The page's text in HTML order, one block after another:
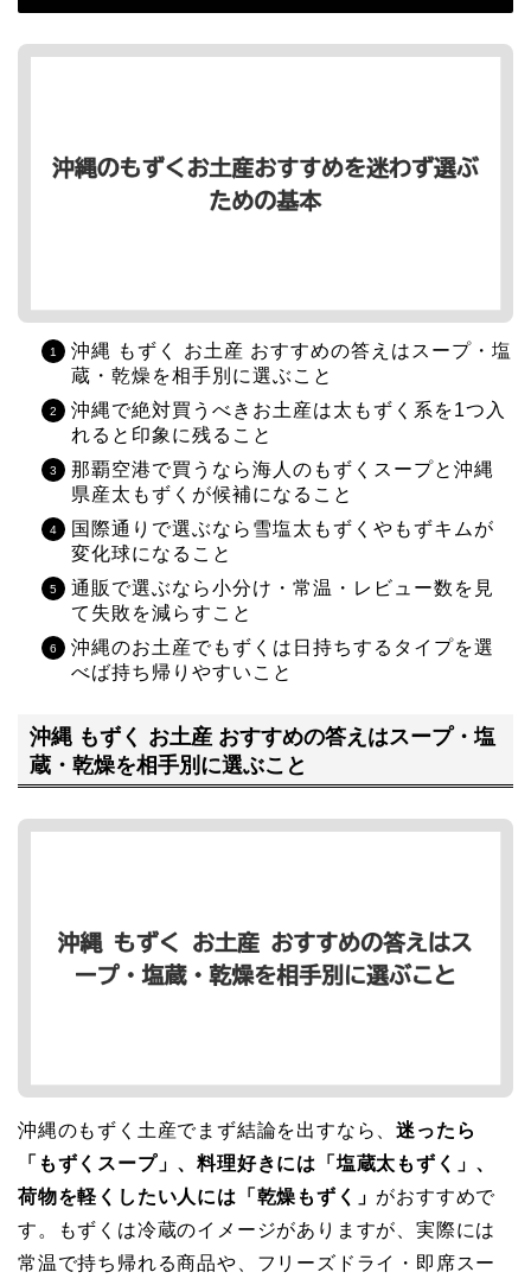
沖縄 もずく お土産 おすすめの答えはスープ・塩
蔵・乾燥を相手別に選ぶこと
沖縄で絶対買うべきお土産は太もずく系を1つ入
れると印象に残ること
那覇空港で買うなら海人のもずくスープと沖縄
県産太もずくが候補になること
国際通りで選ぶなら雪塩太もずくやもずキムが
変化球になること
通販で選ぶなら小分け・常温・レビュー数を見
て失敗を減らすこと
沖縄のお土産でもずくは日持ちするタイプを選
べば持ち帰りやすいこと
沖縄 もずく お土産 おすすめの答えはスープ・塩
蔵・乾燥を相手別に選ぶこと
沖縄のもずく土産でまず結論を出すなら、迷ったら
「もずくスープ」、料理好きには「塩蔵太もずく」、
荷物を軽くしたい人には「乾燥もずく」 がおすすめで
す。もずくは冷蔵のイメージがありますが、実際には
常温で持ち帰れる商品や、フリーズドライ・即席スー